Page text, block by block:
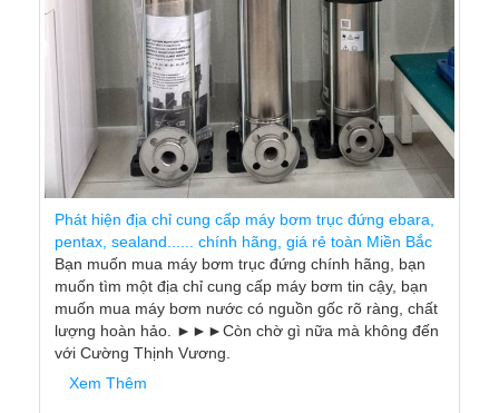
Vì sao nên chọn sợi túp làm kín tại Cường Thịnh
Vương?
sợi túp làm kín (hay còn gọi là dây tết làm kín trục
bơm) là vật liệu quan trọng để ngăn rò rỉ chất lỏng,
đảm bảo áp suất làm việc và kéo dài tuổi thọ thiết bị.
Việc lựa chọn đúng loại sợi túp, đúng chất lượng và
đúng kích cỡ
Xem Thêm